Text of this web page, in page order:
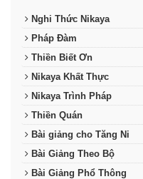
Nghi Thức Nikaya
Pháp Đàm
Thiền Biết Ơn
Nikaya Khất Thực
Nikaya Trình Pháp
Thiền Quán
Bài giảng cho Tăng Ni
Bài Giảng Theo Bộ
Bài Giảng Phổ Thông